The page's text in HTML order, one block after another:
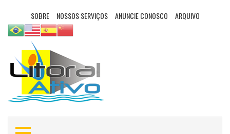
SOBRE NOSSOS SERVIÇOS ANUNCIE CONOSCO ARQUIVO